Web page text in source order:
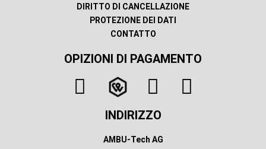
DIRITTO DI CANCELLAZIONE
PROTEZIONE DEI DATI
CONTATTO
OPIZIONI DI PAGAMENTO
INDIRIZZO
AMBU-Tech AG